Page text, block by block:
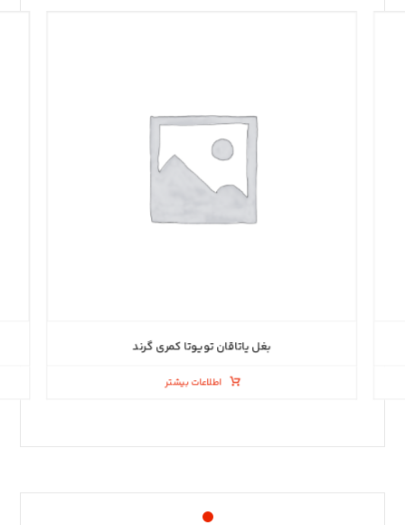
بغل یاتاقان تویوتا کمری گرند
اطلاعات بیشتر